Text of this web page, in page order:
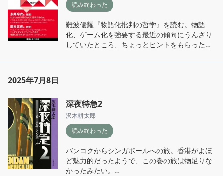
読み終わった
難波優耀『物語化批判の哲学』を読む。物語
化、ゲーム化を強要する最近の傾向にうんざり
していたところ、ちょっとヒントをもらった気
さらに深く語ってほしい。
2025年7月8日
深夜特急2
沢木耕太郎
読み終わった
バンコクからシンガポールへの旅。香港がよほ
ど魅力的だったようで、この巻の旅は物足りな
かったみたい。